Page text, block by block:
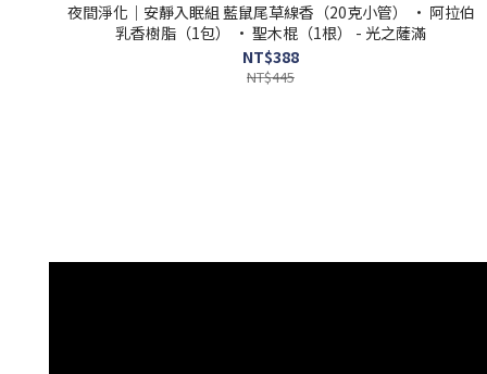
夜間淨化｜安靜入眠組 藍鼠尾草線香（20克小管） • 阿拉伯
乳香樹脂（1包） • 聖木棍（1根） - 光之薩滿
NT$388
NT$445